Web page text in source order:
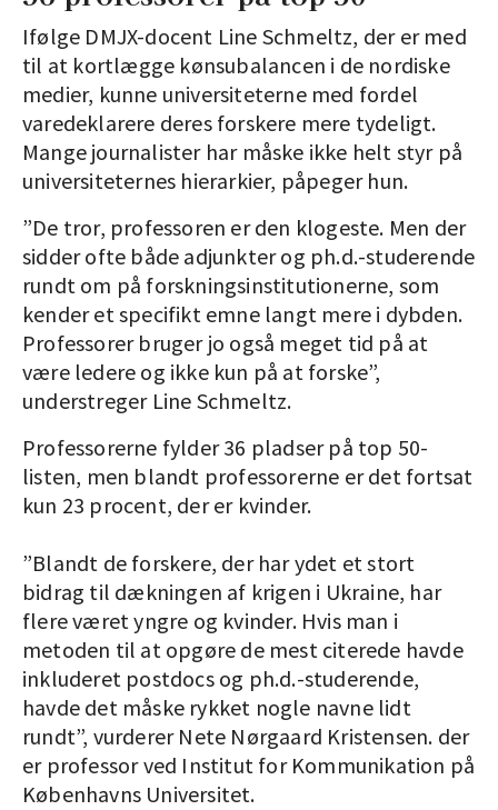
Ifølge DMJX-docent Line Schmeltz, der er med
til at kortlægge kønsubalancen i de nordiske
medier, kunne universiteterne med fordel
varedeklarere deres forskere mere tydeligt.
Mange journalister har måske ikke helt styr på
universiteternes hierarkier, påpeger hun.
”De tror, professoren er den klogeste. Men der
sidder ofte både adjunkter og ph.d.-studerende
rundt om på forskningsinstitutionerne, som
kender et specifikt emne langt mere i dybden.
Professorer bruger jo også meget tid på at
være ledere og ikke kun på at forske”,
understreger Line Schmeltz.
Professorerne fylder 36 pladser på top 50-
listen, men blandt professorerne er det fortsat
kun 23 procent, der er kvinder.
”Blandt de forskere, der har ydet et stort
bidrag til dækningen af krigen i Ukraine, har
flere været yngre og kvinder. Hvis man i
metoden til at opgøre de mest citerede havde
inkluderet postdocs og ph.d.-studerende,
havde det måske rykket nogle navne lidt
rundt”, vurderer Nete Nørgaard Kristensen. der
er professor ved Institut for Kommunikation på
Københavns Universitet.